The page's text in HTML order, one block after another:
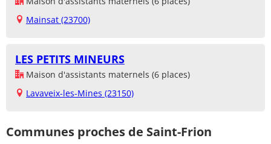
Mainsat (23700)
LES PETITS MINEURS
Maison d'assistants maternels (6 places)
Lavaveix-les-Mines (23150)
Communes proches de Saint-Frion